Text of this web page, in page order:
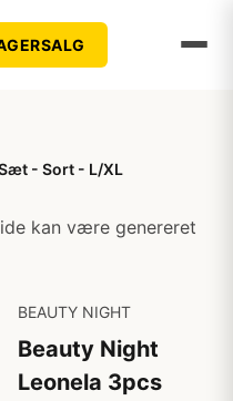
- Sort - L/XL
kan være genereret
BEAUTY NIGHT
Beauty Night
Leonela 3pcs